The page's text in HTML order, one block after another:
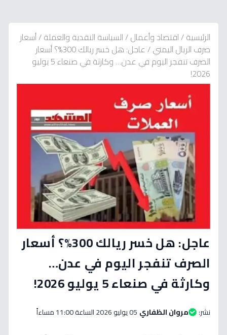
الرئيسية/اقتصاد وأعمال/السياسة النقدية والعملة/أسعار
صرف الريال اليمني/
عاجل: هل خسر ريالك 300%؟ أسعار
الصرف تنفجر اليوم في عدن… وكارثة في صنعاء 5 يوليو
2026!
عاجل: هل خسر ريالك 300%؟ أسعار
الصرف تنفجر اليوم في عدن…
وكارثة في صنعاء 5 يوليو 2026!
نشر: مروان الظفاري 05 يوليو 2026 الساعة 11:00 مساءاً